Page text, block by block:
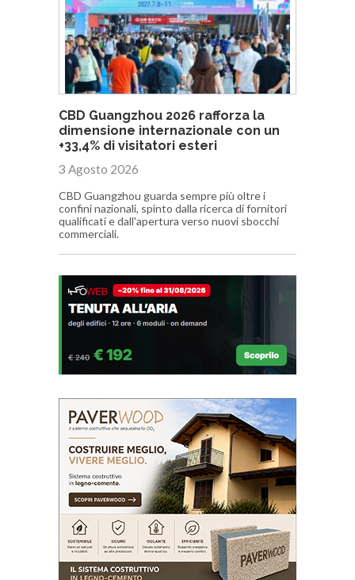
CBD Guangzhou 2026 rafforza la
dimensione internazionale con un
+33,4% di visitatori esteri
3 Agosto 2026
CBD Guangzhou guarda sempre più oltre i
confini nazionali, spinto dalla ricerca di fornitori
qualificati e dall'apertura verso nuovi sbocchi
commerciali.